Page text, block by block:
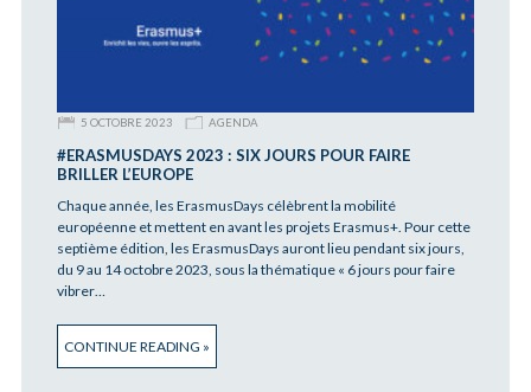
5 OCTOBRE 2023 AGENDA
#ERASMUSDAYS 2023 : SIX JOURS POUR FAIRE
BRILLER L’EUROPE
Chaque année, les ErasmusDays célèbrent la mobilité
européenne et mettent en avant les projets Erasmus+. Pour cette
septième édition, les ErasmusDays auront lieu pendant six jours,
du 9 au 14 octobre 2023, sous la thématique « 6 jours pour faire
vibrer…
CONTINUE READING »